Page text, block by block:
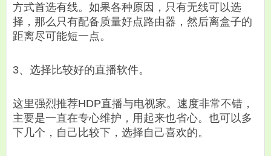
方式首选有线。如果各种原因，只有无线可以选
择，那么只有配备质量好点路由器，然后离盒子的
距离尽可能短一点。
3、选择比较好的直播软件。
这里强烈推荐HDP直播与电视家。速度非常不错，
主要是一直在专心维护，用起来也省心。也可以多
下几个，自己比较下，选择自己喜欢的。